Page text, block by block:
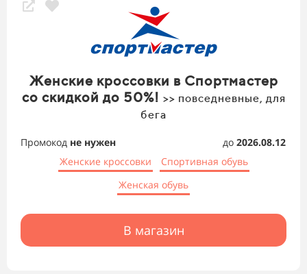
Женские кроссовки в Спортмастер
со скидкой до 50%! >> повседневные, для
бега
Промокод не нужен до 2026.08.12
Женские кроссовки
Спортивная обувь
Женская обувь
В магазин